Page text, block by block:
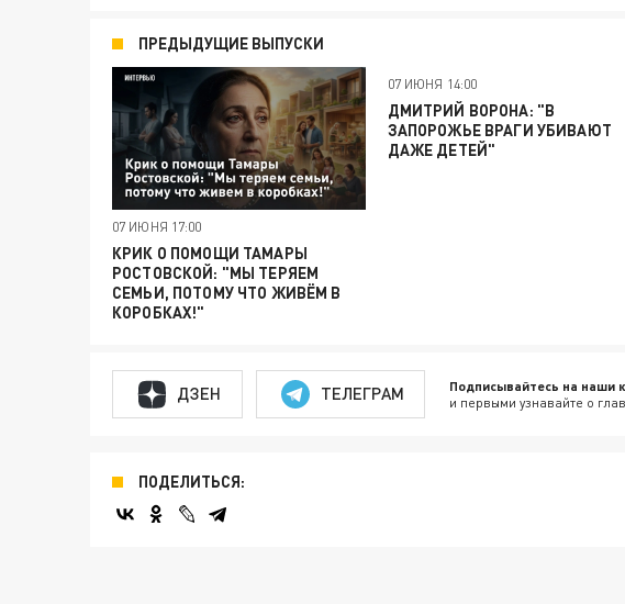
ПРЕДЫДУЩИЕ ВЫПУСКИ
07 ИЮНЯ 17:00
КРИК О ПОМОЩИ ТАМАРЫ
РОСТОВСКОЙ: "МЫ ТЕРЯЕМ
СЕМЬИ, ПОТОМУ ЧТО ЖИВЁМ В
КОРОБКАХ!"
07 ИЮНЯ 14:00
ДМИТРИЙ ВОРОНА: "В
ЗАПОРОЖЬЕ ВРАГИ УБИВАЮТ
ДАЖЕ ДЕТЕЙ"
ДЗЕН ТЕЛЕГРАМ Подписывайтесь на наши
и первыми узнавайте о
ПОДЕЛИТЬСЯ: